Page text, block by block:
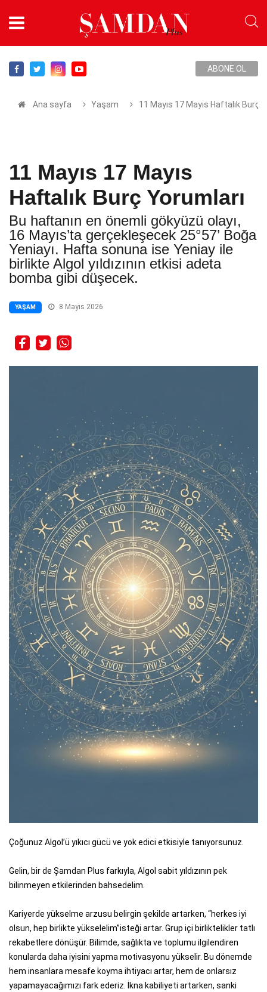
ABONE OL
Ana sayfa Yaşam 11 Mayıs 17 Mayıs Haftalık Burç
11 Mayıs 17 Mayıs
Haftalık Burç Yorumları
Bu haftanın en önemli gökyüzü olayı,
16 Mayıs’ta gerçekleşecek 25°57’ Boğa
Yeniayı. Hafta sonuna ise Yeniay ile
birlikte Algol yıldızının etkisi adeta
bomba gibi düşecek.
YAŞAM 8 Mayıs 2026
Çoğunuz Algol’ü yıkıcı gücü ve yok edici etkisiyle tanıyorsunuz.
Gelin, bir de Şamdan Plus farkıyla, Algol sabit yıldızının pek
bilinmeyen etkilerinden bahsedelim.
Kariyerde yükselme arzusu belirgin şekilde artarken, “herkes iyi
olsun, hep birlikte yükselelim”isteği artar. Grup içi birliktelikler tatlı
rekabetlere dönüşür. Bilimde, sağlıkta ve toplumu ilgilendiren
konularda daha iyisini yapma motivasyonu yükselir. Bu dönemde
hem insanlara mesafe koyma ihtiyacı artar, hem de onlarsız
yapamayacağımızı fark ederiz. İkna kabiliyeti artarken, sanki